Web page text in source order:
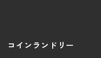
コインランドリー